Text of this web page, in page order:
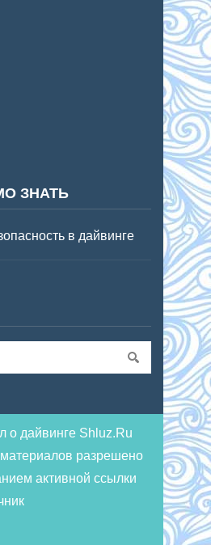
ЗНАТЬ
в дайвинге
о дайвинге Shluz.Ru
разрешено
активной ссылки